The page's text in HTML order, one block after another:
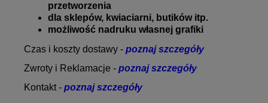
przetworzenia
dla sklepów, kwiaciarni, butików itp.
możliwość nadruku własnej grafiki
Czas i koszty dostawy - poznaj szczegóły
Zwroty i Reklamacje - poznaj szczegóły
Kontakt - poznaj szczegóły